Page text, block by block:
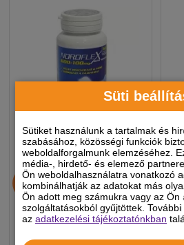
Süti
Sütiket használunk a tartalmak és
szabásához, közösségi funkciók
weboldalforgalmunk elemzéséhez.
média-, hirdető- és elemező
Ön weboldalhasználatra vonatkozó
kombinálhatják az adatokat más
Ön adott meg számukra vagy az Ön
szolgáltatásokból gyűjtöttek.
azadatkezelési tájékoztatónkban
Noroflex 600+100mg 60db
ízületvédő,
fájdalomcsökkentő
rágótabletta